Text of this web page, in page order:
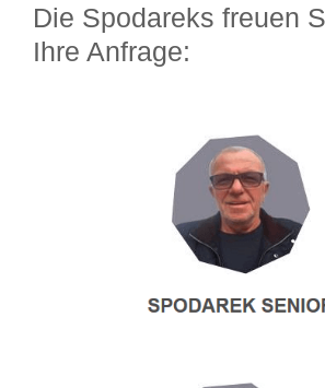
Die Spodareks freuen
Ihre Anfrage: